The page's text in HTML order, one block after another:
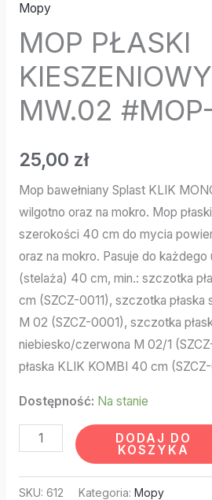
Mopy
MOP PŁASKI
MW.02
25,00 zł
Mop bawełniany Splast KLIK
wilgotno oraz na mokro. Mop
szerokości 40 cm do mycia
oraz na mokro. Pasuje do
(stelaża) 40 cm, min.: szczotka
cm (SZCZ-0011), szczotka
M 02 (SZCZ-0001), szczotka
niebiesko/czerwona M 02/1
płaska KLIK KOMBI 40 cm
Dostępność: Na stanie
DODAJ DO
KOSZYKA
SKU: 612 Kategoria: Mopy